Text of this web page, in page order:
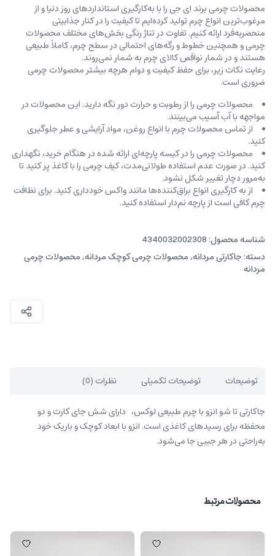
محصولات چرمی برند ای جی را با به‌کارگیری استانداردهای روز دنیا و از
مرغوب‌ترین انواع چرم تولید کرده‌ایم تا کیفیت را در کنار جذابیتی
منحصربه‌فرد ارائه کنیم. تفاوت در تناژ رنگی بخش‌های مختلف محصولات
چرمی و همچنین خطوط و رگه‌‌های احتمالی در سطح چرم، کاملاً طبیعی
هستند و در شمار نواقص کالای چرم به شمار نمی‌روند.
رعایت نکات زیر، برای حفظ کیفیت و دوام هرچه بیشتر محصولات چرمی
ضروری است.
محصولات چرمی را از رطوبت و حرارت دور نگه دارید. این محصولات در
مواجهه با آب آسیب می‌بینند.
از تماس محصولات چرم با انواع روغن‌، مواد آرایشی و عطر جلوگیری
کنید.
محصولات چرمی را در کیسه‌ پارچه‌ای ارائه شده در هنگام خرید، ‌نگهداری
کنید. در صورت عدم استفاده طولانی‌مدت، کیف‌ چرمی را با کاغذ پر کنید تا
به‌مرور دچار تغییر شکل نشود.
از به کارگیری انواع براق‌کننده‌ها مانند واکس خودداری کنید. برای نظافت
چرم کافی است از پارچه‌ نم‌دار استفاده کنید.
شناسه محصول: 4340032002308
دسته: جاکارتی مردانه,محصولات چرمی کوچک مردانه,محصولات چرمی
مردانه
توضیحات توضیحات تکمیلی نظرات (0)
جاکارتی تا شو انزو با چرم طبیعی لوکس، دارای شش جای کارت و دو
محفظه برای رسیدهای کاغذی است. انزو با ابعاد کوچک و باریک خود
به‌راحتی در هر جیبی جا می‌شود.
محصولات مرتبط